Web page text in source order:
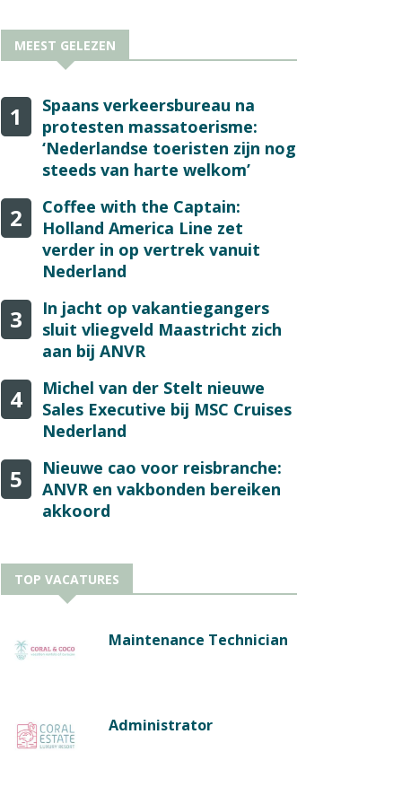
MEEST GELEZEN
1
Spaans verkeersbureau na
protesten massatoerisme:
‘Nederlandse toeristen zijn nog
steeds van harte welkom’
2
Coffee with the Captain:
Holland America Line zet
verder in op vertrek vanuit
Nederland
3
In jacht op vakantiegangers
sluit vliegveld Maastricht zich
aan bij ANVR
4
Michel van der Stelt nieuwe
Sales Executive bij MSC Cruises
Nederland
5
Nieuwe cao voor reisbranche:
ANVR en vakbonden bereiken
akkoord
TOP VACATURES
Maintenance Technician
Administrator